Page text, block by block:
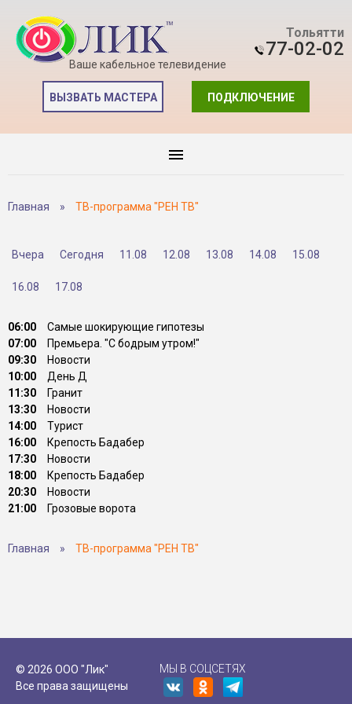
Ваше кабельное телевидение
Тольятти
77-02-02
ПОДКЛЮЧЕНИЕ
ВЫЗВАТЬ МАСТЕРА
Главная » ТВ-программа "РЕН ТВ"
Вчера Сегодня 11.08 12.08 13.08 14.08 15.08
16.08 17.08
06:00
Самые шокирующие гипотезы
07:00
Премьера. "С бодрым утром!"
09:30
Новости
10:00
День Д
11:30
Гранит
13:30
Новости
14:00
Турист
16:00
Крепость Бадабер
17:30
Новости
18:00
Крепость Бадабер
20:30
Новости
21:00
Грозовые ворота
Главная » ТВ-программа "РЕН ТВ"
© 2026 ООО "Лик"
Все права защищены
МЫ В СОЦСЕТЯХ